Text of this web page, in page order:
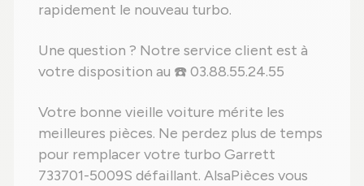
rapidement le nouveau turbo.
Une question ? Notre service client est à
votre disposition au ☎️ 03.88.55.24.55
Votre bonne vieille voiture mérite les
meilleures pièces. Ne perdez plus de temps
pour remplacer votre turbo Garrett
733701-5009S défaillant. AlsaPièces vous